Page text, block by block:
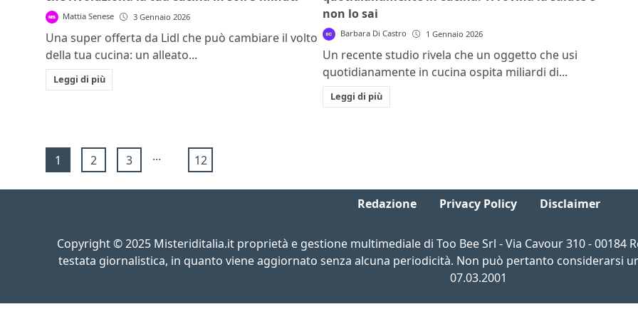
Mattia Senese 3 Gennaio 2026
Una super offerta da Lidl che può cambiare il volto
della tua cucina: un alleato...
Leggi di più
non lo sai
Barbara Di Castro 1 Gennaio 2026
Un recente studio rivela che un oggetto che usi
quotidianamente in cucina ospita miliardi di...
Leggi di più
1 2 3 ... 12
Redazione Privacy Policy Disclaimer
Copyright © 2025 Misteriditalia.it proprietà e gestione multimediale di Too Bee Srl - Via Cavour 310 - 00184
testata giornalistica, in quanto viene aggiornato senza alcuna periodicità. Non può pertanto considerarsi
07.03.2001